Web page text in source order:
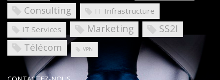
Consulting
IT Infrastructure
IT Services
Marketing SS2I
Télécom VPN